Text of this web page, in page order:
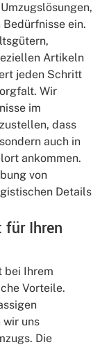
ein.
Artikeln
jeden Schritt
Wir
im
dass
auch in
ankommen.
von
Details
Ihren
bei Ihrem
Vorteile.
uns
Die